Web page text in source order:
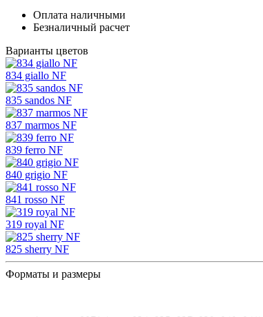
Оплата наличными
Безналичный расчет
Варианты цветов
834 giallo NF
835 sandos NF
837 marmos NF
839 ferro NF
840 grigio NF
841 rosso NF
319 royal NF
825 sherry NF
Форматы и размеры